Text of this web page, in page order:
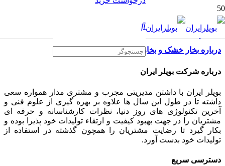
درباره بخار خشک و بخار مرطوب
درباره شرکت بویلر ایران
بویلر ایران با داشتن مدیریتی مجرب و مشتری مدار همواره سعی
داشته تا در طول این سال ها علاوه بر بهره گیری از علوم فنی و
آخرین تکنولوژی های روز دنیا، نظرات کارشناسانه و حرفه ای
مشتریان را در جهت بهبود کیفیت و ارتقاء تولیدات خود پذیرا بوده و
بکار گیرد تا رضایت مشتریان را همچون گذشته در استفاده از
تولیدات خود بدست آورد.
دسترسی سریع